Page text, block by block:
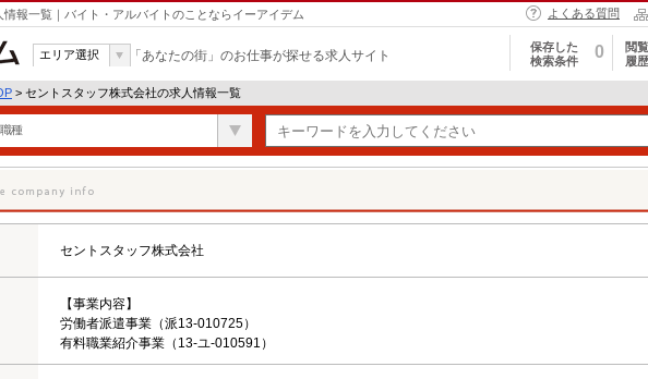
報一覧｜バイト・アルバイトのことならイーアイデム よくある質問
エリア選択 「あなたの街」のお仕事が探せる求人サイト
保存した
検索条件
0
閲覧
履歴
> セントスタッフ株式会社の求人情報一覧
職種
セントスタッフ株式会社
【事業内容】
労働者派遣事業（派13-010725）
有料職業紹介事業（13-ユ-010591）